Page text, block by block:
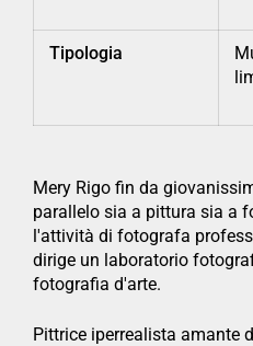
Tipologia
Mery Rigo fin da
parallelo sia a pittura sia a
l'attività di fotografa
dirige un laboratorio
fotografia d'arte.
Pittrice iperrealista amante